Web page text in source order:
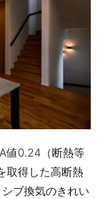
値0.24（断熱等
取得した高断熱
ブ換気のきれい